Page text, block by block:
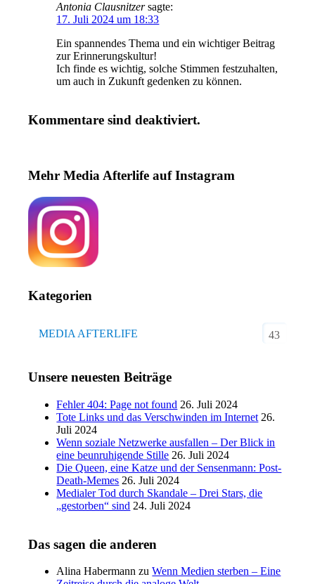
Antonia Clausnitzer sagte:
17. Juli 2024 um 18:33
Ein spannendes Thema und ein wichtiger Beitrag
zur Erinnerungskultur!
Ich finde es wichtig, solche Stimmen festzuhalten,
um auch in Zukunft gedenken zu können.
Kommentare sind deaktiviert.
Mehr Media Afterlife auf Instagram
Kategorien
MEDIA AFTERLIFE 43
Unsere neuesten Beiträge
Fehler 404: Page not found 26. Juli 2024
Tote Links und das Verschwinden im Internet 26.
Juli 2024
Wenn soziale Netzwerke ausfallen – Der Blick in
eine beunruhigende Stille 26. Juli 2024
Die Queen, eine Katze und der Sensenmann: Post-
Death-Memes 26. Juli 2024
Medialer Tod durch Skandale – Drei Stars, die
„gestorben“ sind 24. Juli 2024
Das sagen die anderen
Alina Habermann zuWenn Medien sterben – Eine